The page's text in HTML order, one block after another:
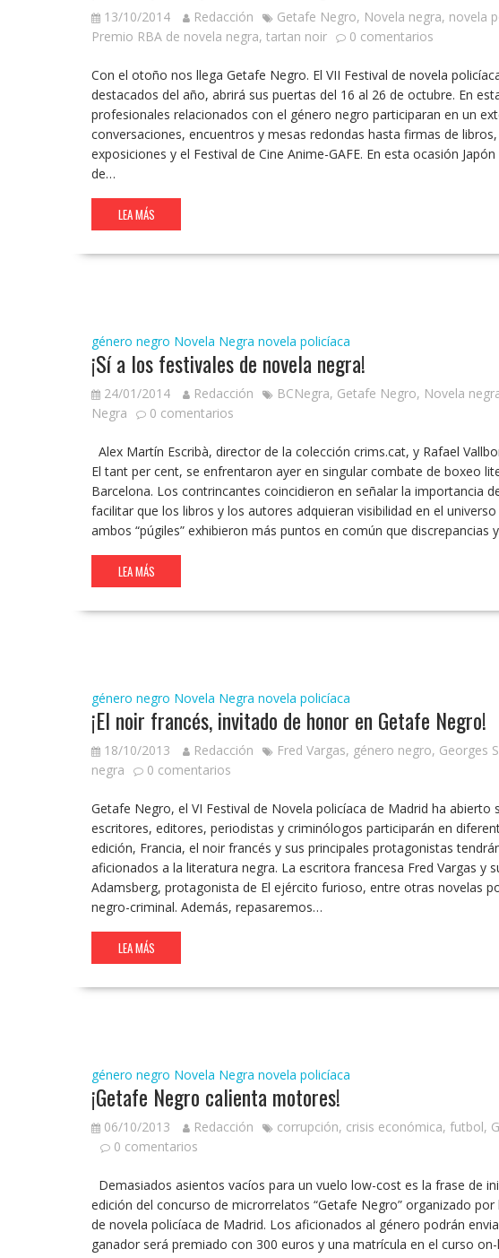
13/10/2014 Redacción Getafe Negro, Novela negra, novela
Premio RBA de novela negra, tartan noir 0 comentarios
Con el otoño nos llega Getafe Negro. El VII Festival de novela
destacados del año, abrirá sus puertas del 16 al 26 de octubre. En
profesionales relacionados con el género negro participaran en un
conversaciones, encuentros y mesas redondas hasta firmas de
exposiciones y el Festival de Cine Anime-GAFE. En esta ocasión
de…
LEA MÁS
género negro Novela Negra novela policíaca
¡Sí a los festivales de novela negra!
24/01/2014 Redacción BCNegra, Getafe Negro, Novela
Negra
0 comentarios
Alex Martín Escribà, director de la colección crims.cat, y Rafael
El tant per cent, se enfrentaron ayer en singular combate de boxeo
Barcelona. Los contrincantes coincidieron en señalar la importancia
facilitar que los libros y los autores adquieran visibilidad en el
ambos “púgiles” exhibieron más puntos en común que discrepancias
LEA MÁS
género negro Novela Negra novela policíaca
¡El noir francés, invitado de honor en Getafe Negro!
18/10/2013 Redacción Fred Vargas, género negro, Georges
negra
0 comentarios
Getafe Negro, el VI Festival de Novela policíaca de Madrid ha
escritores, editores, periodistas y criminólogos participarán en
edición, Francia, el noir francés y sus principales protagonistas
aficionados a la literatura negra. La escritora francesa Fred Vargas y
Adamsberg, protagonista de El ejército furioso, entre otras novelas
negro-criminal. Además, repasaremos…
LEA MÁS
género negro Novela Negra novela policíaca
¡Getafe Negro calienta motores!
06/10/2013 Redacción corrupción, crisis económica, futbol,
0 comentarios
Demasiados asientos vacíos para un vuelo low-cost es la frase de
edición del concurso de microrrelatos “Getafe Negro” organizado
de novela policíaca de Madrid. Los aficionados al género podrán
ganador será premiado con 300 euros y una matrícula en el curso